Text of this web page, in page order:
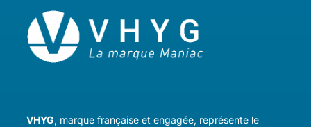
VHYG, marque française et engagée, représente le